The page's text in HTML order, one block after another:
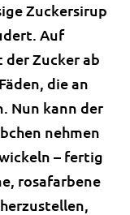
Zuckersirup
Auf
Zucker ab
die an
Nun kann der
nehmen
– fertig
rosafarbene